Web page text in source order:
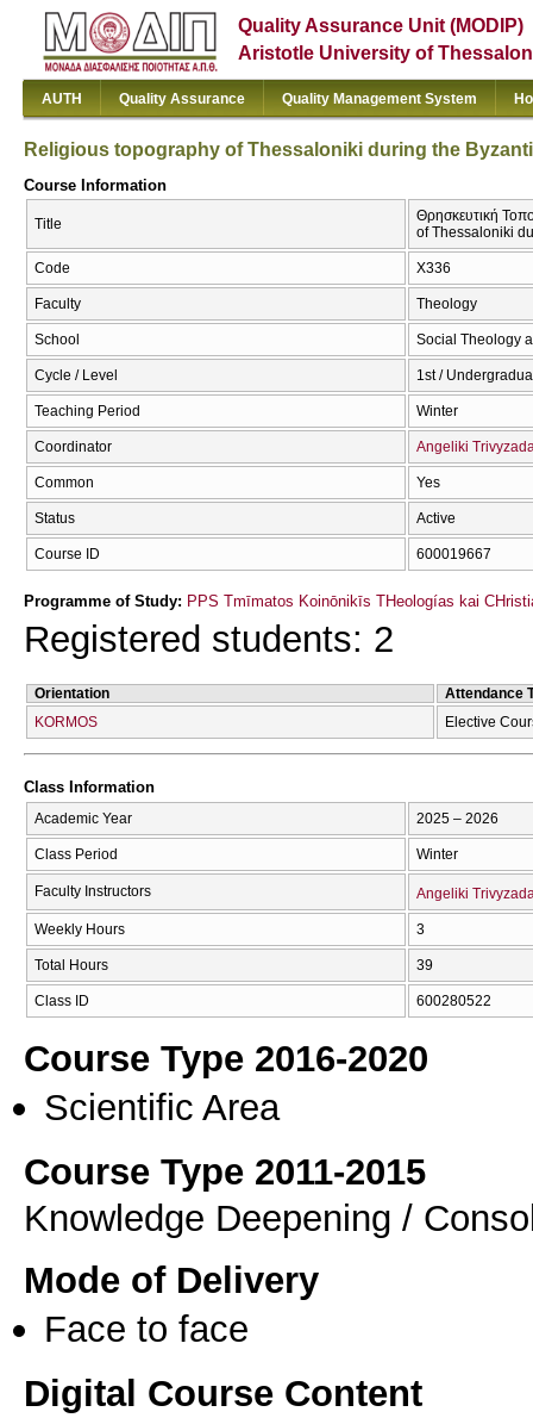
Quality Assurance Unit (MODIP)
Aristotle University of
AUTH Quality Assurance Quality Management System
Religious topography of Thessaloniki during the
Course Information
Title
Θρησκευτική
of Thessaloniki
Code Χ336
Faculty Theology
School Social Theology
Cycle / Level 1st /
Teaching Period Winter
Coordinator Angeliki
Common Yes
Status Active
Course ID 600019667
Programme of Study: PPS Tmīmatos Koinōnikīs THeologías kai
Registered students: 2
Orientation
Attendance
KORMOS
Elective
Class Information
Academic Year 2025 – 2026
Class Period Winter
Faculty Instructors Angeliki
Weekly Hours 3
Total Hours 39
Class ID 600280522
Course Type 2016-2020
Scientific Area
Course Type 2011-2015
Knowledge Deepening /
Mode of Delivery
Face to face
Digital Course Content